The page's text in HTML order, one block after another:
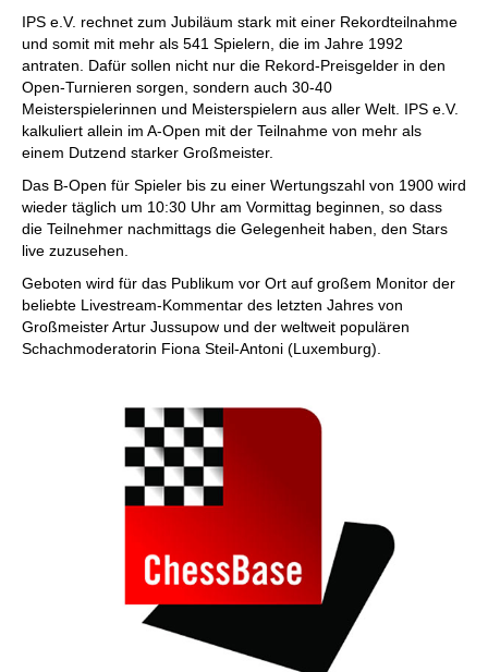
IPS e.V. rechnet zum Jubiläum stark mit einer Rekordteilnahme
und somit mit mehr als 541 Spielern, die im Jahre 1992
antraten. Dafür sollen nicht nur die Rekord-Preisgelder in den
Open-Turnieren sorgen, sondern auch 30-40
Meisterspielerinnen und Meisterspielern aus aller Welt. IPS e.V.
kalkuliert allein im A-Open mit der Teilnahme von mehr als
einem Dutzend starker Großmeister.
Das B-Open für Spieler bis zu einer Wertungszahl von 1900 wird
wieder täglich um 10:30 Uhr am Vormittag beginnen, so dass
die Teilnehmer nachmittags die Gelegenheit haben, den Stars
live zuzusehen.
Geboten wird für das Publikum vor Ort auf großem Monitor der
beliebte Livestream-Kommentar des letzten Jahres von
Großmeister Artur Jussupow und der weltweit populären
Schachmoderatorin Fiona Steil-Antoni (Luxemburg).